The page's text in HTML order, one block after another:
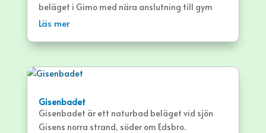
beläget i Gimo med nära anslutning till gym
och sporthall. Simhallen är öppen från början av
Läs mer
Gisenbadet
Gisenbadet är ett naturbad beläget vid sjön
Gisens norra strand, söder om Edsbro.